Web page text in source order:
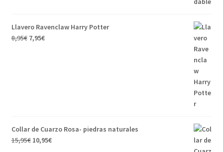
Llavero Ravenclaw Harry Potter
8,95€ 7,95€
Collar de Cuarzo Rosa- piedras naturales
15,95€ 10,95€